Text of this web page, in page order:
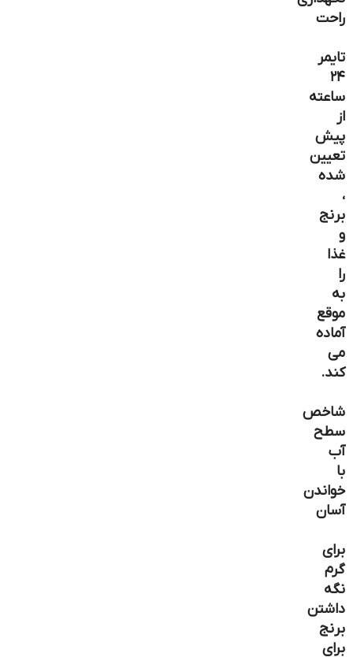
راحت
تایمر
۲۴
ساعته
از
پیش
تعیین
شده
،
برنج
و
غذا
را
به
موقع
آماده
می
کند.
شاخص
سطح
آب
با
خواندن
آسان
برای
گرم
نگه
داشتن
برنج
برای